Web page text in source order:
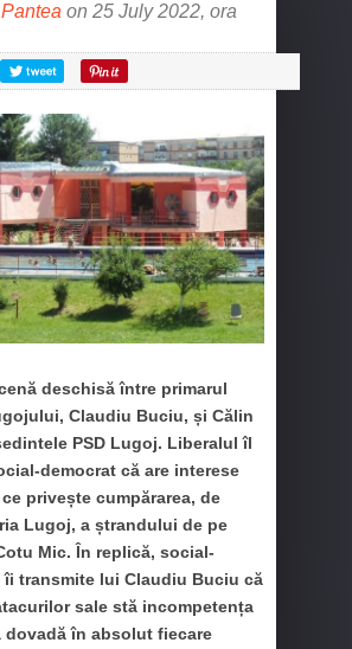
on 25 July 2022, ora
deschisă între primarul
Claudiu Buciu, și Călin
PSD Lugoj. Liberalul îl
democrat că are interese
privește cumpărarea, de
Lugoj, a ștrandului de pe
Mic. În replică, social-
îi transmite lui Claudiu Buciu că
sale stă incompetența
dovadă în absolut fiecare